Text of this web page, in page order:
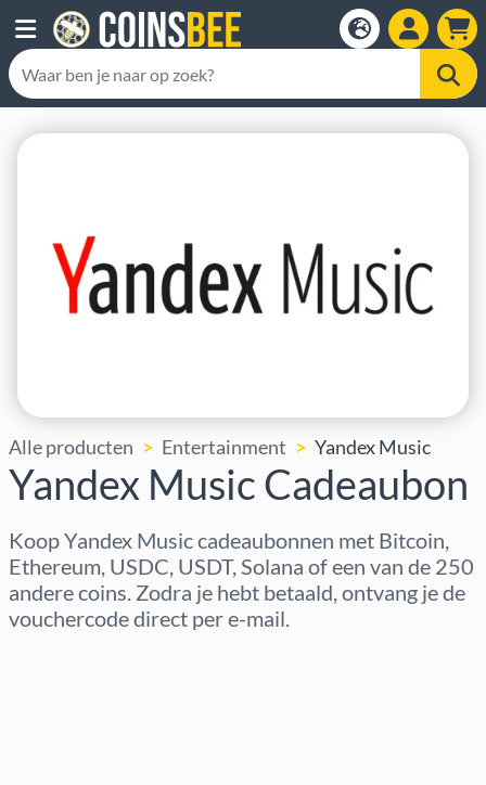
Alle producten Entertainment Yandex Music
Yandex Music Cadeaubon
Koop Yandex Music cadeaubonnen met Bitcoin,
Ethereum, USDC, USDT, Solana of een van de 250
andere coins. Zodra je hebt betaald, ontvang je de
vouchercode direct per e-mail.